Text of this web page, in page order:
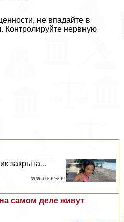
не впадайте в
Контролируйте нервную
закрыта...
09 08 2026 19:56:19
самом деле живут